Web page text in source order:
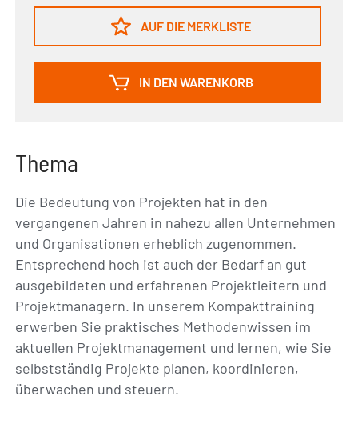
AUF DIE MERKLISTE
IN DEN WARENKORB
Thema
Die Bedeutung von Projekten hat in den
vergangenen Jahren in nahezu allen Unternehmen
und Organisationen erheblich zugenommen.
Entsprechend hoch ist auch der Bedarf an gut
ausgebildeten und erfahrenen Projektleitern und
Projektmanagern. In unserem Kompakttraining
erwerben Sie praktisches Methodenwissen im
aktuellen Projektmanagement und lernen, wie Sie
selbstständig Projekte planen, koordinieren,
überwachen und steuern.